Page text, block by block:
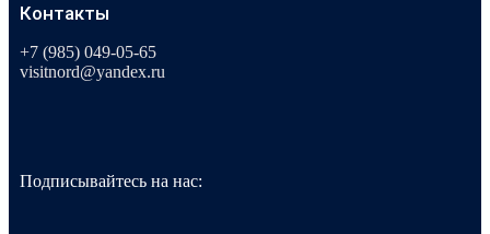
Контакты
+7 (985) 049-05-65
visitnord@yandex.ru
Подписывайтесь на нас: